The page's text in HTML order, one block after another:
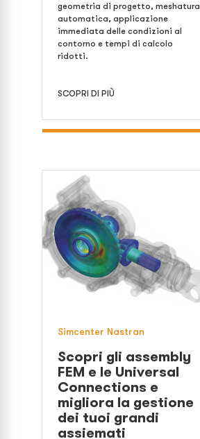
geometria di progetto, meshatura
automatica, applicazione
immediata delle condizioni al
contorno e tempi di calcolo
ridotti.
SCOPRI DI PIÙ
Simcenter Nastran
Scopri gli assembly
FEM e le Universal
Connections e
migliora la gestione
dei tuoi grandi
assiemati